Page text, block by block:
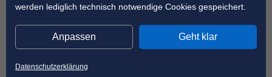
werden lediglich technisch notwendige Cookies gespeichert.
Anpassen Geht klar
Datenschutzerklärung